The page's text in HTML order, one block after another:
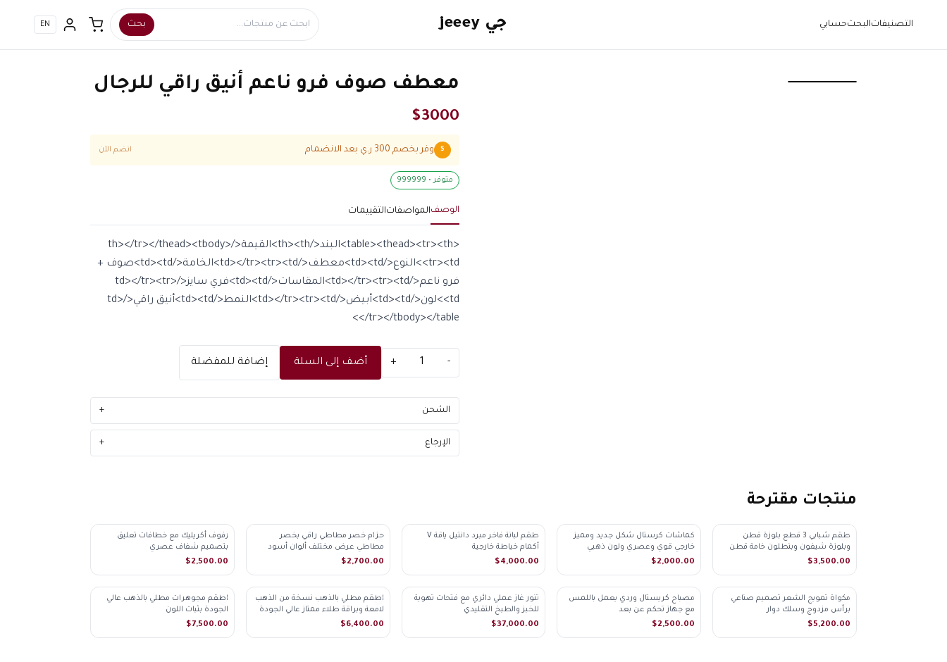
التصنيفاتالبحثحسابي جي jeeey بحث EN
معطف صوف فرو ناعم أنيق راقي للرجال
$3000
S وفر بخصم 300 ر.ي بعد الانضمام انضم الآن
متوفر • 999999
الوصفالمواصفاتالتقييمات
<table><thead><tr><th>البند</th><th>القيمة</th></tr></thead><tbody>
<tr><td>النوع</td><td>معطف</td></tr><tr><td>الخامة</td><td>صوف +
فرو ناعم</td></tr><tr><td>المقاسات</td><td>فري سايز</td></tr><tr>
<td>لون</td><td>أبيض</td></tr><tr><td>النمط</td><td>أنيق راقي</td>
</tr></tbody></table>
-
1
+ أضف إلى السلة إضافة للمفضلة
الشحن +
الإرجاع +
منتجات مقترحة
♡
طقم شبابي 3 قطع بلوزة قطن
وبلوزة شيفون وبنطلون خامة قطن
بارد
$3,500.00
♡
كماشات كرستال شكل جديد ومميز
خارجي قوي وعصري ولون ذهبي
$2,000.00
♡
طقم لبانة فاخر مبرد دانتيل ياقة V
أكمام خياطة خارجية
$4,000.00
♡
حزام خصر مطاطي راقي بخصر
مطاطي عرض مختلف ألوان أسود
كامل
$2,700.00
♡
رفوف أكريليك مع خطافات تعليق
بتصميم شفاف عصري
$2,500.00
♡
مكواة تمويج الشعر تصميم صناعي
برأس مزدوج وسلك دوار
$5,200.00
♡
مصباح كريستال وردي يعمل باللمس
مع جهاز تحكم عن بعد
$2,500.00
♡
تنور غاز عملي دائري مع فتحات تهوية
للخبز والطبخ التقليدي
$37,000.00
♡
اطقم مطلي بالذهب نسخة من الذهب
لامعة وبراقة طلاء ممتاز عالي الجودة
$6,400.00
♡
اطقم مجوهرات مطلي بالذهب عالي
الجودة بثبات اللون
$7,500.00